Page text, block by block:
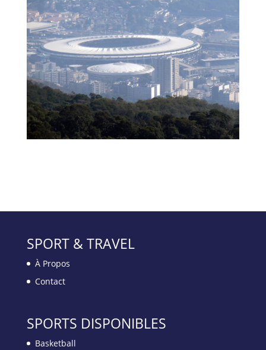
SPORT & TRAVEL
À Propos
Contact
SPORTS DISPONIBLES
Basketball